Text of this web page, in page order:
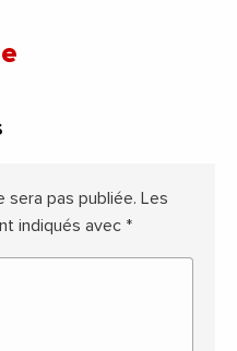
sera pas publiée. Les
indiqués avec *